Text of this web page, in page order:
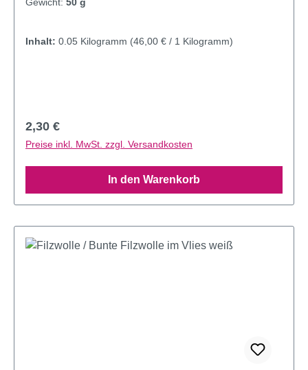
Inhalt: 0.05 Kilogramm (46,00 € / 1 Kilogramm)
Regulärer Preis:
2,30 €
Preise inkl. MwSt. zzgl. Versandkosten
In den Warenkorb